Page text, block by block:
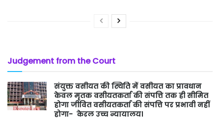
Judgement from the Court
संयुक्त वसीयत की स्थिति में वसीयत का प्रावधान
केवल मृतक वसीयतकर्ता की संपत्ति तक ही सीमित
होगा जीवित वसीयतकर्ता की संपत्ति पर प्रभावी नहीं
होगा- केरल उच्च न्यायालय।